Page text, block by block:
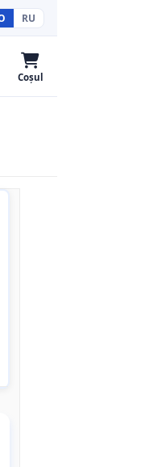
RU
Coșul